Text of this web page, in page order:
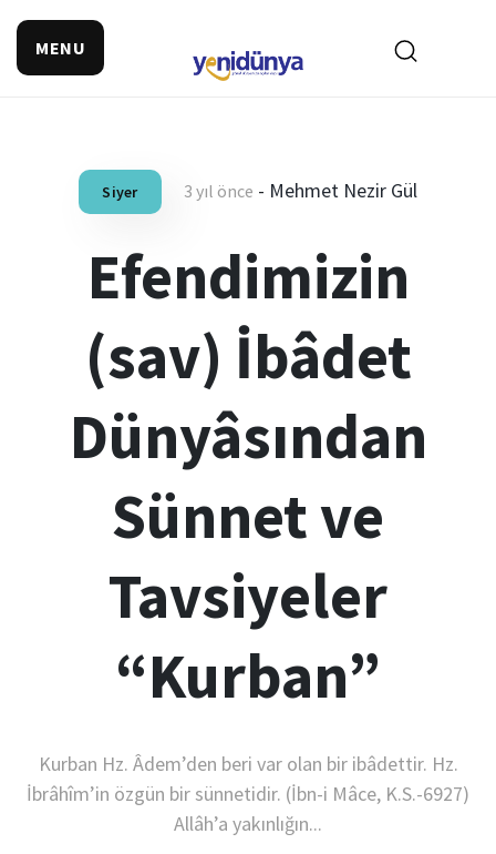
MENU
Siyer 3 yıl önce - Mehmet Nezir Gül
Efendimizin
(sav) İbâdet
Dünyâsından
Sünnet ve
Tavsiyeler
“Kurban”
Kurban Hz. Âdem’den beri var olan bir ibâdettir. Hz.
İbrâhîm’in özgün bir sünnetidir. (İbn-i Mâce, K.S.-6927)
Allâh’a yakınlığın...